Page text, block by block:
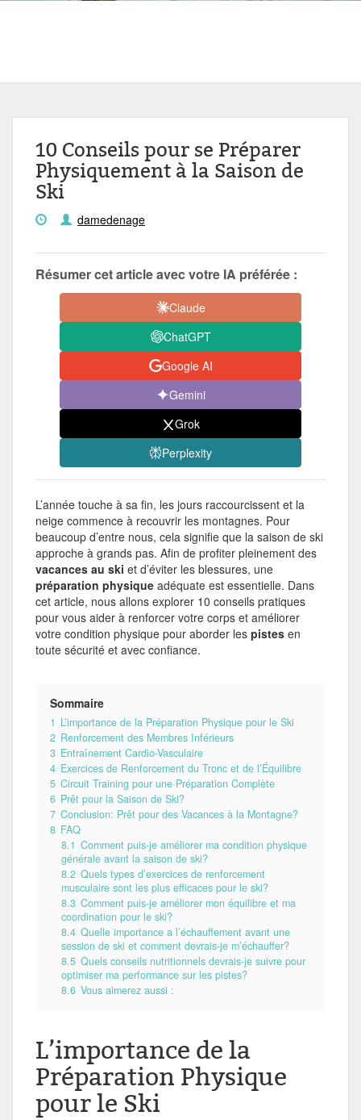
10 Conseils pour se Préparer
Physiquement à la Saison de
Ski
damedenage
Résumer cet article avec votre IA préférée :
Claude
ChatGPT
Google AI
Gemini
Grok
Perplexity
L’année touche à sa fin, les jours raccourcissent et la
neige commence à recouvrir les montagnes. Pour
beaucoup d’entre nous, cela signifie que la saison de ski
approche à grands pas. Afin de profiter pleinement des
vacances au ski et d’éviter les blessures, une
préparation physique adéquate est essentielle. Dans
cet article, nous allons explorer 10 conseils pratiques
pour vous aider à renforcer votre corps et améliorer
votre condition physique pour aborder les pistes en
toute sécurité et avec confiance.
Sommaire
1 L’importance de la Préparation Physique pour le Ski
2 Renforcement des Membres Inférieurs
3 Entraînement Cardio-Vasculaire
4 Exercices de Renforcement du Tronc et de l’Équilibre
5 Circuit Training pour une Préparation Complète
6 Prêt pour la Saison de Ski?
7 Conclusion: Prêt pour des Vacances à la Montagne?
8 FAQ
8.1 Comment puis-je améliorer ma condition physique
générale avant la saison de ski?
8.2 Quels types d’exercices de renforcement
musculaire sont les plus efficaces pour le ski?
8.3 Comment puis-je améliorer mon équilibre et ma
coordination pour le ski?
8.4 Quelle importance a l’échauffement avant une
session de ski et comment devrais-je m’échauffer?
8.5 Quels conseils nutritionnels devrais-je suivre pour
optimiser ma performance sur les pistes?
8.6 Vous aimerez aussi :
L’importance de la
Préparation Physique
pour le Ski